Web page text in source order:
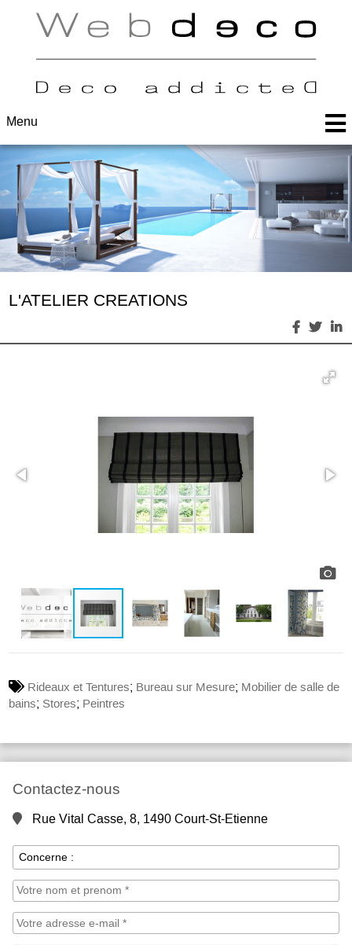
Menu
L'ATELIER CREATIONS
Rideaux et Tentures; Bureau sur Mesure; Mobilier de salle de
bains; Stores; Peintres
Contactez-nous
Rue Vital Casse, 8, 1490 Court-St-Etienne